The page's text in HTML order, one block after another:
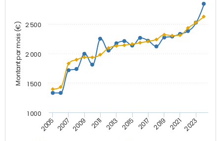
Montant par mois (€)
2005 2007 2009 2011 2013 2015 2017 2019 2021 2023
1 000
1 500
2 000
2 500